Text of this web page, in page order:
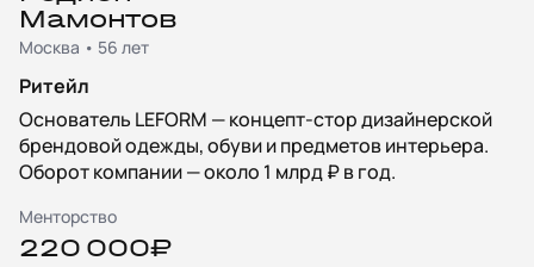
Мамонтов
Москва • 56 лет
Ритейл
Основатель LEFORM — концепт-стор дизайнерской
брендовой одежды, обуви и предметов интерьера.
Оборот компании — около 1 млрд ₽ в год.
Менторство
220 000₽